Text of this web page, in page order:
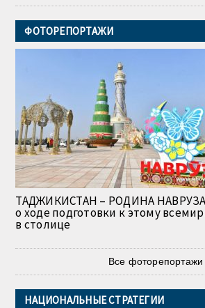
ФОТОРЕПОРТАЖИ
ТАДЖИКИСТАН – РОДИНА
о ходе подготовки к этому
в столице
Все фоторепортажи
НАЦИОНАЛЬНЫЕ СТРАТЕГИИ